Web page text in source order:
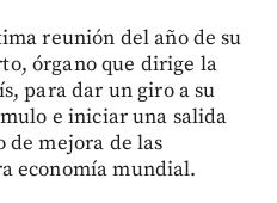
reunión del año de su
órgano que dirige la
para dar un giro a su
e iniciar una salida
de mejora de las
economía mundial.